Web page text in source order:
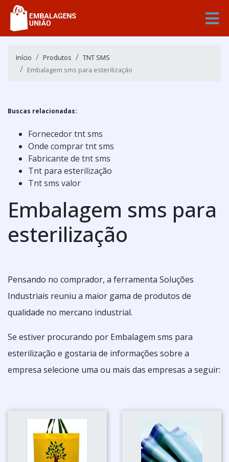
Início Produtos
TNT SMS
Embalagem sms para esterilização
Buscas relacionadas:
Fornecedor tnt sms
Onde comprar tnt sms
Fabricante de tnt sms
Tnt para esterilização
Tnt sms valor
Embalagem sms para
esterilização
Pensando no comprador, a ferramenta Soluções
Industriais reuniu a maior gama de produtos de
qualidade no mercano industrial.
Se estiver procurando por Embalagem sms para
esterilização e gostaria de informações sobre a
empresa selecione uma ou mais das empresas a seguir: